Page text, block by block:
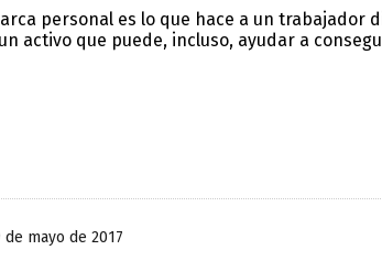
personal es lo que hace a un trabajador
activo que puede, incluso, ayudar a
de mayo de 2017